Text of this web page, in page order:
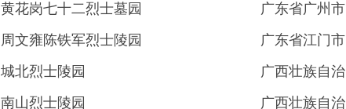
黄花岗七十二烈士墓园
广东省广州市
周文雍陈铁军烈士陵园
广东省江门市
城北烈士陵园
广西壮族自
南山烈士陵园 广西壮族自